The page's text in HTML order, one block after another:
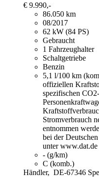
€ 9.990,-
86.050 km
08/2017
62 kW (84 PS)
Gebraucht
1 Fahrzeughalter
Schaltgetriebe
Benzin
5,1 l/100 km
offiziellen
spezifischen
Stromverbrauch
entnommen
bei der
unter
- (g/km)
C (komb.)
Händler, DE-67346